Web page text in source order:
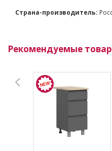
Страна-производитель:
Рекомендуемые